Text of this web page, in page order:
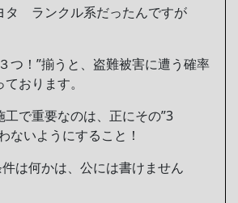
タ ランクル系だったんですが
つ！”揃うと、盗難被害に遭う確率
おります。
で重要なのは、正にその”3
ないようにすること！
件は何かは、公には書けません